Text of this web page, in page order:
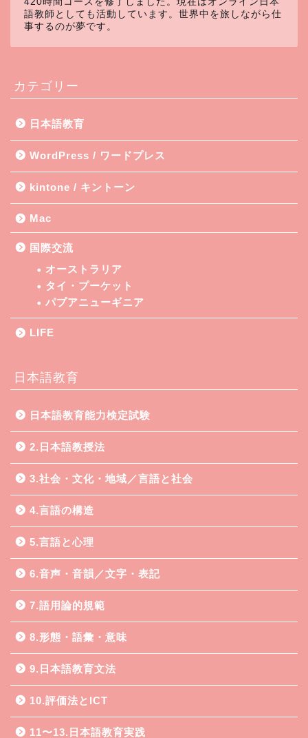
語教師としても活動しています。世界中を旅しながら仕
事するのが夢です。
カテゴリー
日本語教育
WordPress / ワードプレス
kintone / キントーン
Mac
国際交流
オーストラリア
タイ・プーケット
パプアニューギニア
LIFE
日本語教育
日本語教育能力検定試験
2.日本語教授法
3.社会・文化・地域／言語と社会
4.言語の構造
5.言語と心理
6.音声・音韻／文字・表記
7.語用論的規範
8.形態・語彙・意味
9.日本語教育文法
10.評価法とICT
11〜13.日本語教育実践